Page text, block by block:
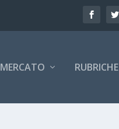
MERCATO RUBRICHE